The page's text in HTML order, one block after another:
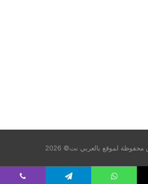
لموقع بالعربي نت© 2026